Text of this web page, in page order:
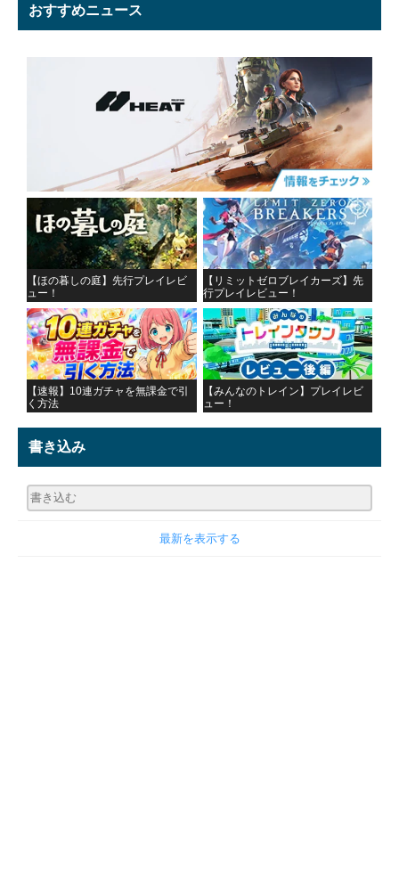
おすすめニュース
【ほの暮しの庭】先行プレイレビ
ュー！
【リミットゼロブレイカーズ】先
行プレイレビュー！
【速報】10連ガチャを無課金で引
く方法
【みんなのトレイン】プレイレビ
ュー！
書き込み
最新を表示する